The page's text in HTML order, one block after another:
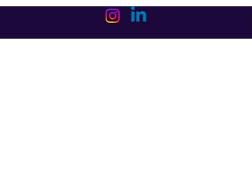
Impressum Datenschutz